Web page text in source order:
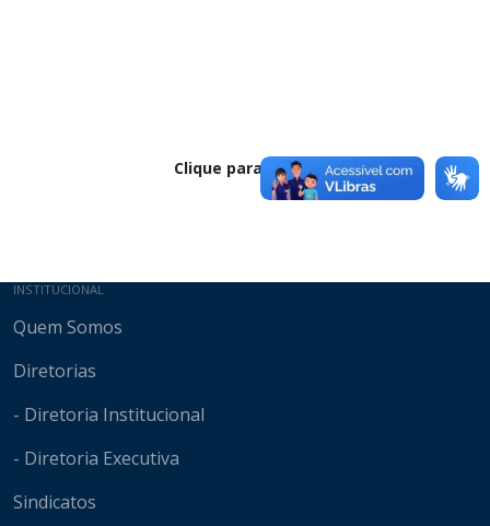
Clique para baixar
Mapa do site
INSTITUCIONAL
Quem Somos
Diretorias
- Diretoria Institucional
- Diretoria Executiva
Sindicatos